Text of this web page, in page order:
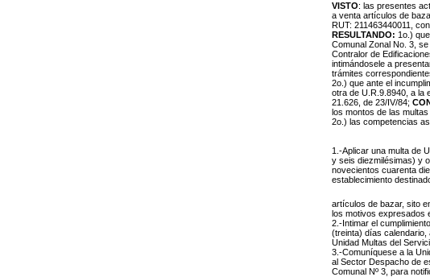
VISTO: las presentes
a venta artículos de
RUT: 211463440011,
RESULTANDO: 1o.)
Comunal Zonal No. 3,
Contralor de
intimándosele a
trámites
2o.) que ante el
otra de U.R.9.8940, a la
21.626, de 23/IV/84;
los montos de las
2o.) las competencias
1.-Aplicar una multa de
y seis diezmilésimas) y
novecientos cuarenta
establecimiento
artículos de bazar, sito
los motivos expresados
2.-Intimar el
(treinta) días calendario,
Unidad Multas del
3.-Comuníquese a la
al Sector Despacho de
Comunal Nº 3, para